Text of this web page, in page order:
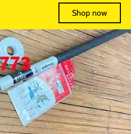
Shop now